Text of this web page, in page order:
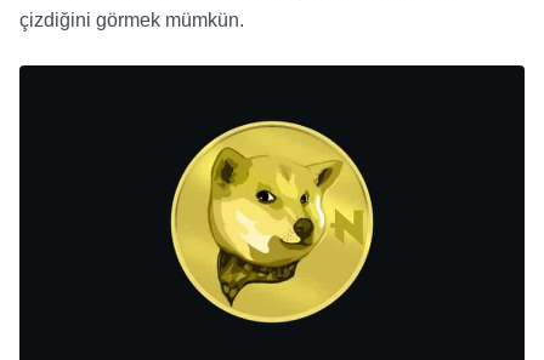
çizdiğini görmek mümkün.